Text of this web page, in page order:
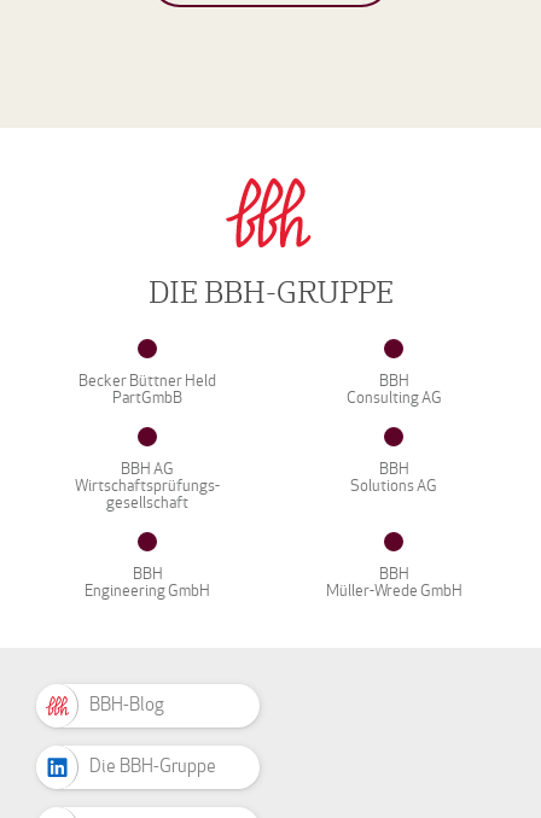
DIE BBH-GRUPPE
Becker Büttner Held
PartGmbB
BBH
Consulting AG
BBH AG
Wirtschaftsprüfungs-
gesellschaft
BBH
Solutions AG
BBH
Engineering GmbH
BBH
Müller-Wrede GmbH
BBH-Blog
Die BBH-Gruppe